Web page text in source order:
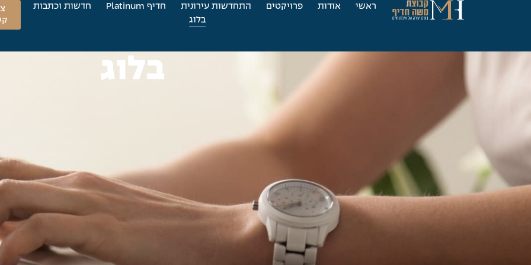
ראשי אודות פרויקטים התחדשות עירונית חדיף Platinum
חדשות וכתבות
בלוג
בלוג